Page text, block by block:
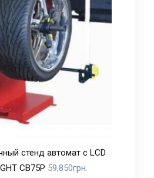
стенд автомат с LCD
CB75P 59,850грн.